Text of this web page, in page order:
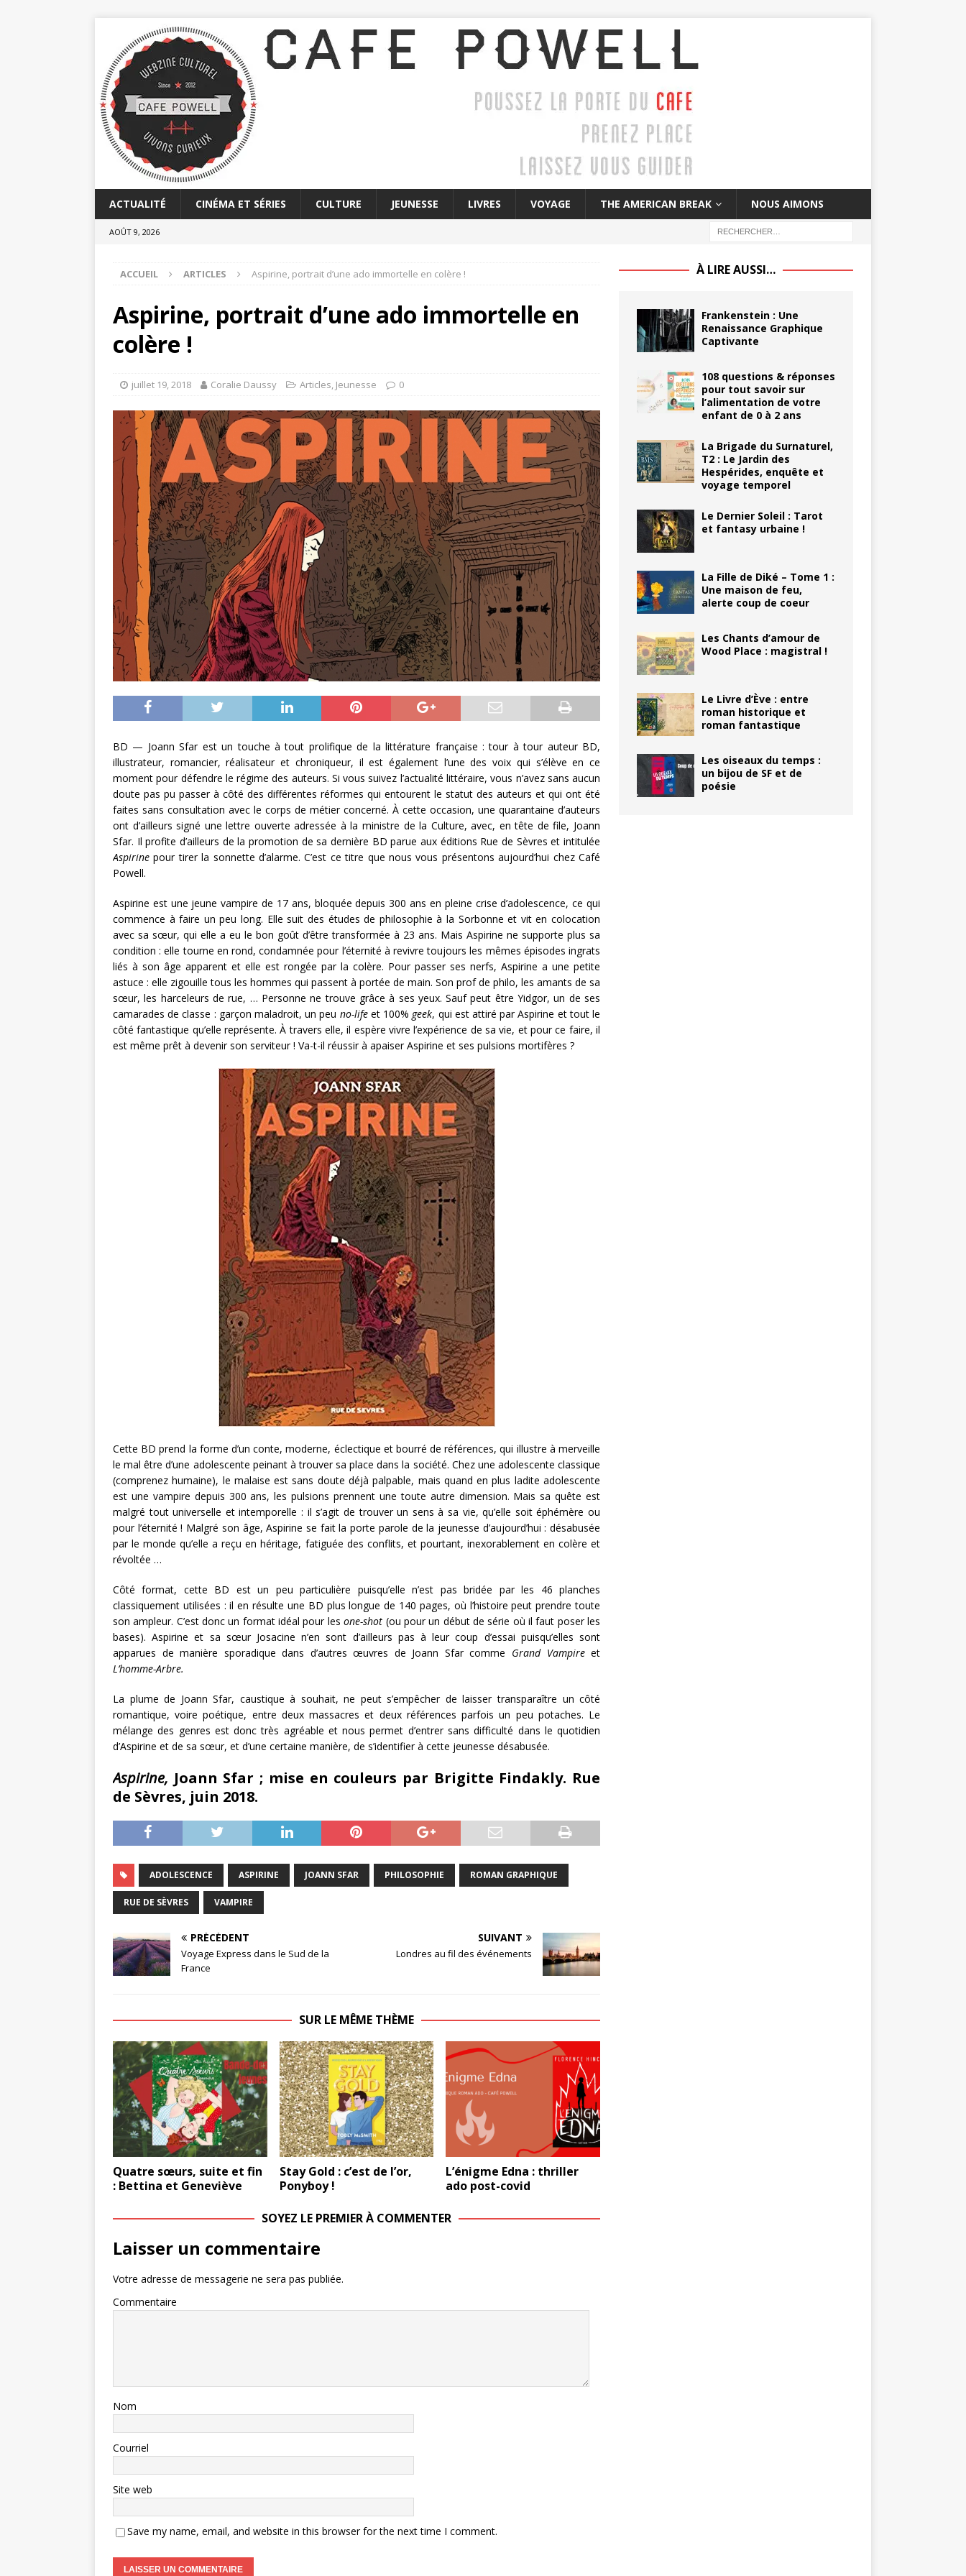
ACTUALITÉ CINÉMA ET SÉRIES CULTURE JEUNESSE LIVRES VOYAGE THE AMERICAN BREAK NOUS AIMONS
AOÛT 9, 2026
ACCUEIL ARTICLES Aspirine, portrait d’une ado immortelle en colère !
Aspirine, portrait d’une ado immortelle en
colère !
juillet 19, 2018 Coralie Daussy Articles, Jeunesse 0
BD — Joann Sfar est un touche à tout prolifique de la littérature française : tour à tour auteur BD,
illustrateur, romancier, réalisateur et chroniqueur, il est également l’une des voix qui s’élève en ce
moment pour défendre le régime des auteurs. Si vous suivez l’actualité littéraire, vous n’avez sans aucun
doute pas pu passer à côté des différentes réformes qui entourent le statut des auteurs et qui ont été
faites sans consultation avec le corps de métier concerné. À cette occasion, une quarantaine d’auteurs
ont d’ailleurs signé une lettre ouverte adressée à la ministre de la Culture, avec, en tête de file, Joann
Sfar. Il profite d’ailleurs de la promotion de sa dernière BD parue aux éditions Rue de Sèvres et intitulée
Aspirinepour tirer la sonnette d’alarme. C’est ce titre que nous vous présentons aujourd’hui chez Café
Powell.
Aspirine est une jeune vampire de 17 ans, bloquée depuis 300 ans en pleine crise d’adolescence, ce qui
commence à faire un peu long. Elle suit des études de philosophie à la Sorbonne et vit en colocation
avec sa sœur, qui elle a eu le bon goût d’être transformée à 23 ans. Mais Aspirine ne supporte plus sa
condition : elle tourne en rond, condamnée pour l’éternité à revivre toujours les mêmes épisodes ingrats
liés à son âge apparent et elle est rongée par la colère. Pour passer ses nerfs, Aspirine a une petite
astuce : elle zigouille tous les hommes qui passent à portée de main. Son prof de philo, les amants de sa
sœur, les harceleurs de rue, … Personne ne trouve grâce à ses yeux. Sauf peut être Yidgor, un de ses
camarades de classe : garçon maladroit, un peu no-lifeet 100% geek, qui est attiré par Aspirine et tout le
côté fantastique qu’elle représente. À travers elle, il espère vivre l’expérience de sa vie, et pour ce faire, il
est même prêt à devenir son serviteur ! Va-t-il réussir à apaiser Aspirine et ses pulsions mortifères ?
Cette BD prend la forme d’un conte, moderne, éclectique et bourré de références, qui illustre à merveille
le mal être d’une adolescente peinant à trouver sa place dans la société. Chez une adolescente classique
(comprenez humaine), le malaise est sans doute déjà palpable, mais quand en plus ladite adolescente
est une vampire depuis 300 ans, les pulsions prennent une toute autre dimension. Mais sa quête est
malgré tout universelle et intemporelle : il s’agit de trouver un sens à sa vie, qu’elle soit éphémère ou
pour l’éternité ! Malgré son âge, Aspirine se fait la porte parole de la jeunesse d’aujourd’hui : désabusée
par le monde qu’elle a reçu en héritage, fatiguée des conflits, et pourtant, inexorablement en colère et
révoltée …
Côté format, cette BD est un peu particulière puisqu’elle n’est pas bridée par les 46 planches
classiquement utilisées : il en résulte une BD plus longue de 140 pages, où l’histoire peut prendre toute
son ampleur. C’est donc un format idéal pour lesone-shot (ou pour un début de série où il faut poser les
bases). Aspirine et sa sœur Josacine n’en sont d’ailleurs pas à leur coup d’essai puisqu’elles sont
apparues de manière sporadique dans d’autres œuvres de Joann Sfar comme Grand Vampireet
L’homme-Arbre.
La plume de Joann Sfar, caustique à souhait, ne peut s’empêcher de laisser transparaître un côté
romantique, voire poétique, entre deux massacres et deux références parfois un peu potaches. Le
mélange des genres est donc très agréable et nous permet d’entrer sans difficulté dans le quotidien
d’Aspirine et de sa sœur, et d’une certaine manière, de s’identifier à cette jeunesse désabusée.
Aspirine, Joann Sfar ; mise en couleurs par Brigitte Findakly. Rue
de Sèvres, juin 2018.
ADOLESCENCE ASPIRINE JOANN SFAR PHILOSOPHIE ROMAN GRAPHIQUE
RUE DE SÈVRES VAMPIRE
PRÉCÉDENT
Voyage Express dans le Sud de la
France
SUIVANT
Londres au fil des événements
SUR LE MÊME THÈME
Quatre sœurs, suite et fin
: Bettina et Geneviève
Stay Gold : c’est de l’or,
Ponyboy !
L’énigme Edna : thriller
ado post-covid
SOYEZ LE PREMIER À COMMENTER
Laisser un commentaire
Votre adresse de messagerie ne sera pas publiée.
Commentaire
Nom
Courriel
Site web
Save my name, email, and website in this browser for the next time I comment.
À LIRE AUSSI…
Frankenstein : Une
Renaissance Graphique
Captivante
108 questions & réponses
pour tout savoir sur
l’alimentation de votre
enfant de 0 à 2 ans
La Brigade du Surnaturel,
T2 : Le Jardin des
Hespérides, enquête et
voyage temporel
Le Dernier Soleil : Tarot
et fantasy urbaine !
La Fille de Diké – Tome 1 :
Une maison de feu,
alerte coup de coeur
Les Chants d’amour de
Wood Place : magistral !
Le Livre d’Ève : entre
roman historique et
roman fantastique
Les oiseaux du temps :
un bijou de SF et de
poésie